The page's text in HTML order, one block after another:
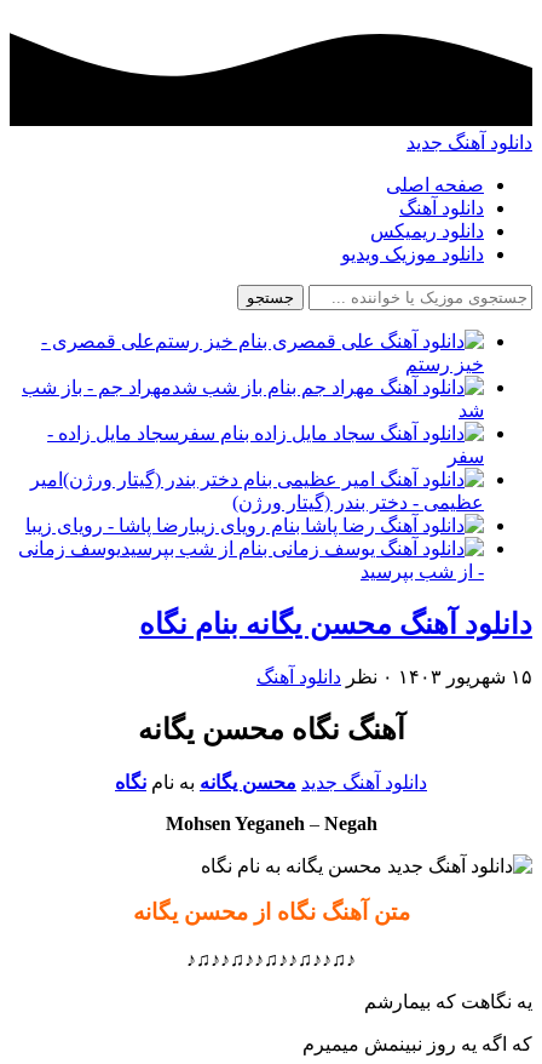
دانلود آهنگ جدید
صفحه اصلی
دانلود آهنگ
دانلود ریمیکس
دانلود موزیک ویدیو
جستجو
علی قمصری -
خیز رستم
مهراد جم - باز شب
شد
سجاد مایل زاده -
سفر
امیر
عظیمی - دختر بندر (گیتار ورژن)
رضا پاشا - رویای زیبا
یوسف زمانی
- از شب بپرسید
دانلود آهنگ محسن یگانه بنام نگاه
۱۵ شهریور ۱۴۰۳ ۰ نظر دانلود آهنگ
آهنگ نگاه محسن یگانه
دانلود آهنگ جدید محسن یگانه به نام نگاه
Mohsen Yeganeh – Negah
متن آهنگ نگاه از محسن یگانه
♪♫♪♪♫♪♪♫♪♪♫♪♪♫♪
یه نگاهت که بیمارشم
که اگه یه روز نبینمش میمیرم